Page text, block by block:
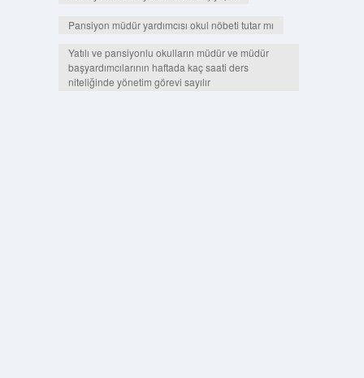
Pansiyon müdür yardımcısı okul nöbeti tutar mı
Yatılı ve pansiyonlu okulların müdür ve müdür
başyardımcılarının haftada kaç saati ders
niteliğinde yönetim görevi sayılır